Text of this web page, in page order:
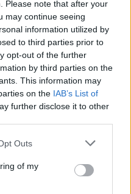
Please note that after your
may continue seeing
information utilized by
to third parties prior to
opt-out of the further
by third parties on the
This information may
on the IAB’s List of
further disclose it to other
Outs
of my